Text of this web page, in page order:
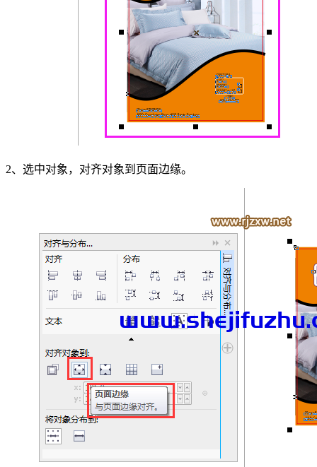
2、选中对象，对齐对象到页面边缘。